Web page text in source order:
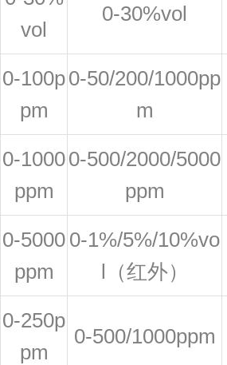
vol
0-30%vol
0-100p
pm
0-50/200/1000pp
m
0-1000
ppm
0-500/2000/5000
ppm
0-5000
ppm
0-1%/5%/10%vo
l（红外）
0-250p
pm
0-500/1000ppm